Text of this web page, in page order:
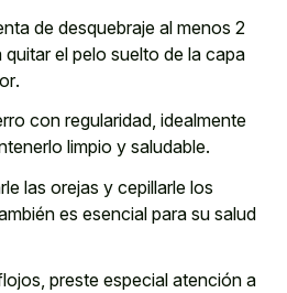
de desquebraje al menos 2
quitar el pelo suelto de la capa
.
con regularidad, idealmente
limpio y saludable.
las orejas y cepillarle los
es esencial para su salud
preste especial atención a